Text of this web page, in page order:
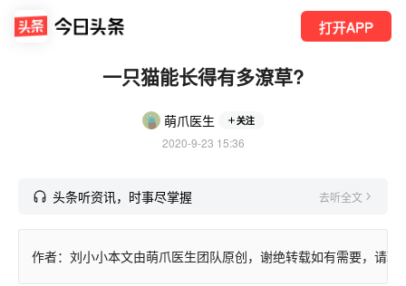
打开APP
一只猫能长得有多潦草?
萌爪医生 关注
2020-9-23 15:36
头条听资讯，时事尽掌握 去听全文
作者：刘小小本文由萌爪医生团队原创，谢绝转载如有需要，请